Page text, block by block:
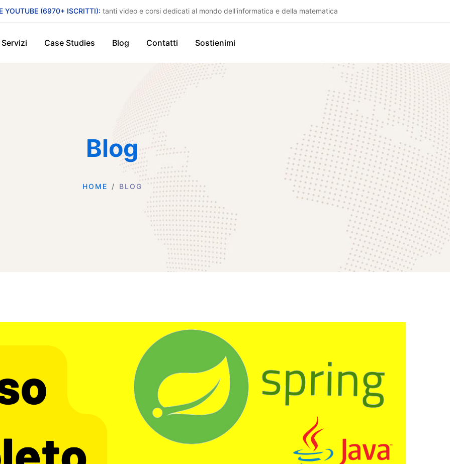
YOUTUBE (6970+ ISCRITTI): tanti video e corsi dedicati al mondo dell'informatica e della matematica
Servizi Case Studies Blog Contatti Sostienimi
Blog
HOME BLOG